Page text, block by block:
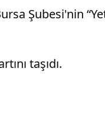
Şubesi'nin
taşıdı.